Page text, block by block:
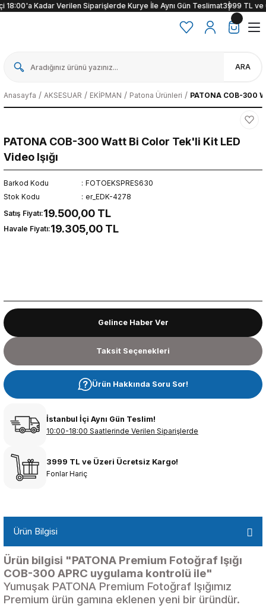
Kadar Verilen Siparişlerde Kurye İle Aynı Gün Teslimat3999 TL ve
ARA
Anasayfa AKSESUAR EKİPMAN Patona Ürünleri PATONA COB-300
PATONA COB-300 Watt Bi Color Tek'li Kit LED
Video Işığı
Barkod Kodu
FOTOEKSPRES630
Stok Kodu
er_EDK-4278
Satış Fiyatı:19.500,00 TL
Havale Fiyatı:19.305,00 TL
Gelince Haber Ver
Taksit Seçenekleri
Ürün Hakkında Soru Sor!
İstanbul İçi Aynı Gün Teslim!
10:00-18:00 Saatlerinde Verilen Siparişlerde
3999 TL ve Üzeri Ücretsiz Kargo!
Fonlar Hariç
Ürün Bilgisi
Ürün bilgisi "PATONA Premium Fotoğraf Işığı
COB-300 APRC uygulama kontrolü ile"
Yumuşak PATONA Premium Fotoğraf Işığımız
Premium ürün gamına eklenen yeni bir üründür.